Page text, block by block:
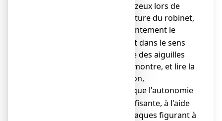
flux gazeux lors de
l'ouverture du robinet,
ouvrir lentement le
robinet dans le sens
inverse des aiguilles
d'une montre, et lire la
pression,
vérifier que l'autonomie
est suffisante, à l'aide
des abaques figurant à